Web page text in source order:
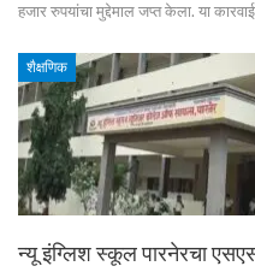
हजार रुपयांचा मुद्देमाल जप्त केला. या
शैक्षणिक
न्यू इंग्लिश स्कूल पारनेरचा